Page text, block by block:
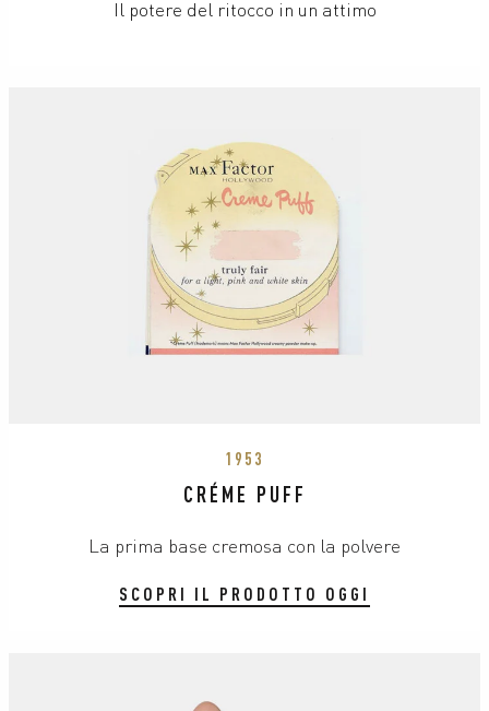
Il potere del ritocco in un attimo
1953
CRÉME PUFF
La prima base cremosa con la polvere
SCOPRI IL PRODOTTO OGGI